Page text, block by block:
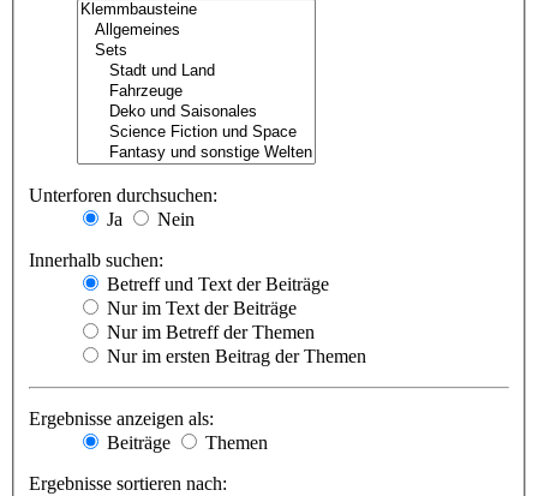
Unterforen durchsuchen:
Ja
Nein
Innerhalb suchen:
Betreff und Text der Beiträge
Nur im Text der Beiträge
Nur im Betreff der Themen
Nur im ersten Beitrag der Themen
Ergebnisse anzeigen als:
Beiträge
Themen
Ergebnisse sortieren nach: